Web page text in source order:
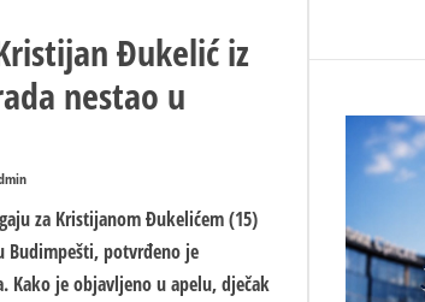
Đukelić iz
nestao u
za Kristijanom Đukelićem (15)
Budimpešti, potvrđeno je
Kako je objavljeno u apelu, dječak